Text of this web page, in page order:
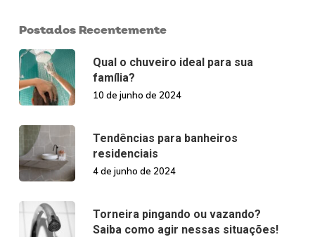
Postados Recentemente
Qual o chuveiro ideal para sua
família?
10 de junho de 2024
Tendências para banheiros
residenciais
4 de junho de 2024
Torneira pingando ou vazando?
Saiba como agir nessas situações!